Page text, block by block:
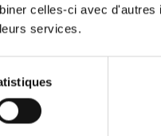
celles-ci avec d'autres
services.